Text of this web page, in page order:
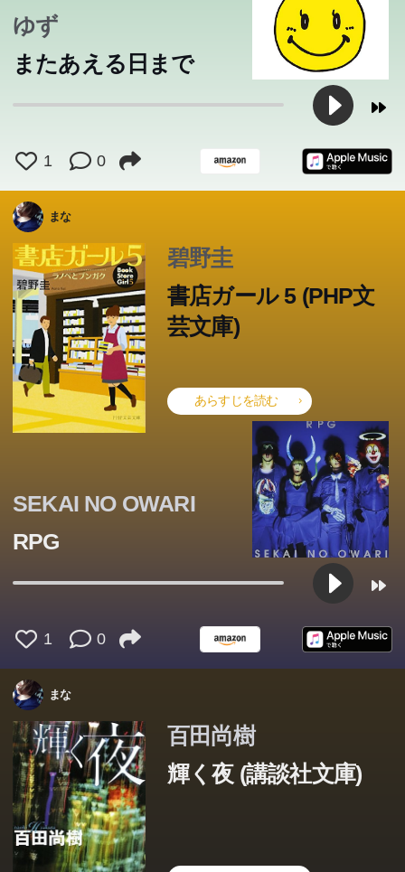
ゆず
またあえる日まで
1 0
まな
碧野圭
書店ガール 5 (PHP文
芸文庫)
あらすじを読む
SEKAI NO OWARI
RPG
1 0
まな
百田尚樹
輝く夜 (講談社文庫)